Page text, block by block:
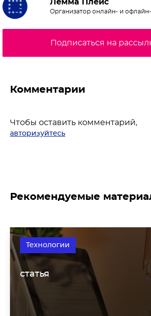
Лемма Плейс
Организатор онлайн- и
Подписаться на
Комментарии
Чтобы оставить комментарий,
авторизуйтесь
Рекомендуемые
Технологии
статья